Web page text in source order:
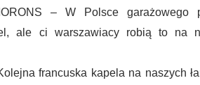
– W Polsce garażowego
ale ci warszawiacy robią to na
francuska kapela na naszych